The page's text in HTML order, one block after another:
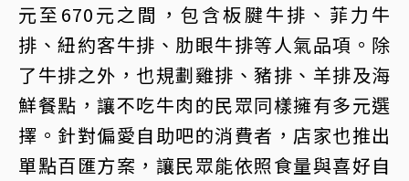
元至670元之間，包含板腱牛排、菲力牛
排、紐約客牛排、肋眼牛排等人氣品項。除
了牛排之外，也規劃雞排、豬排、羊排及海
鮮餐點，讓不吃牛肉的民眾同樣擁有多元選
擇。針對偏愛自助吧的消費者，店家也推出
單點百匯方案，讓民眾能依照食量與喜好自